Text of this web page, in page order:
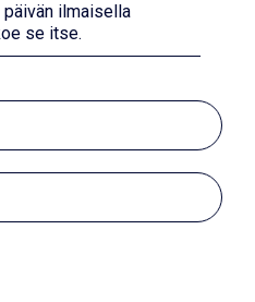
ilmaisella
se itse.